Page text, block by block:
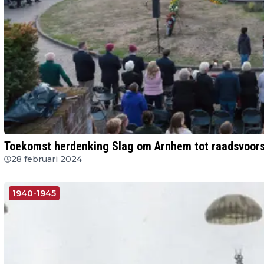
Toekomst herdenking Slag om Arnhem tot
28 februari 2024
1940-1945